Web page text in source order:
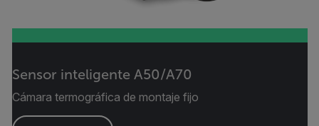
Sensor inteligente A50/A70
Cámara termográfica de montaje fijo